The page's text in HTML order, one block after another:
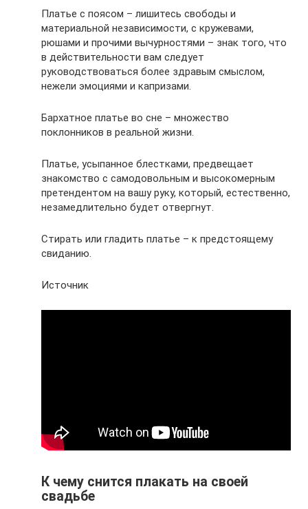
Платье с поясом – лишитесь свободы и
материальной независимости, с кружевами,
рюшами и прочими вычурностями – знак того, что
в действительности вам следует
руководствоваться более здравым смыслом,
нежели эмоциями и капризами.
Бархатное платье во сне – множество
поклонников в реальной жизни.
Платье, усыпанное блестками, предвещает
знакомство с самодовольным и высокомерным
претендентом на вашу руку, который, естественно,
незамедлительно будет отвергнут.
Стирать или гладить платье – к предстоящему
свиданию.
Источник
К чему снится плакать на своей
свадьбе